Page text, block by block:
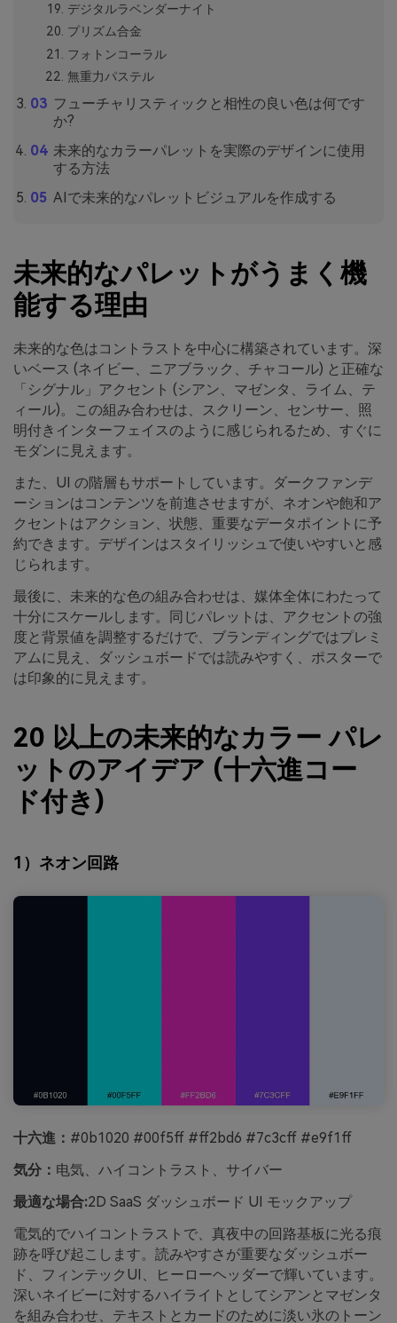
デジタルラベンダーナイト
プリズム合金
フォトンコーラル
無重力パステル
フューチャリスティックと相性の良い色は何です
か?
未来的なカラーパレットを実際のデザインに使用
する方法
AIで未来的なパレットビジュアルを作成する
未来的なパレットがうまく機
能する理由
未来的な色はコントラストを中心に構築されています。深
いベース (ネイビー、ニアブラック、チャコール) と正確な
「シグナル」アクセント (シアン、マゼンタ、ライム、テ
ィール)。この組み合わせは、スクリーン、センサー、照
明付きインターフェイスのように感じられるため、すぐに
モダンに見えます。
また、UI の階層もサポートしています。ダークファンデ
ーションはコンテンツを前進させますが、ネオンや飽和ア
クセントはアクション、状態、重要なデータポイントに予
約できます。デザインはスタイリッシュで使いやすいと感
じられます。
最後に、未来的な色の組み合わせは、媒体全体にわたって
十分にスケールします。同じパレットは、アクセントの強
度と背景値を調整するだけで、ブランディングではプレミ
アムに見え、ダッシュボードでは読みやすく、ポスターで
は印象的に見えます。
20 以上の未来的なカラー パレ
ットのアイデア (十六進コー
ド付き)
1）ネオン回路
十六進： #0b1020 #00f5ff #ff2bd6 #7c3cff #e9f1ff
気分： 电気、ハイコントラスト、サイバー
最適な場合:2D SaaS ダッシュボード UI モックアップ
電気的でハイコントラストで、真夜中の回路基板に光る痕
跡を呼び起こします。読みやすさが重要なダッシュボー
ド、フィンテックUI、ヒーローヘッダーで輝いています。
深いネイビーに対するハイライトとしてシアンとマゼンタ
を組み合わせ、テキストとカードのために淡い氷のトーン